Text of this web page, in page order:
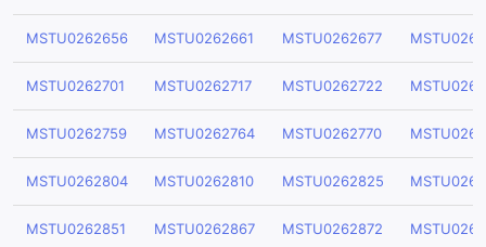
MSTU0262656 MSTU0262661 MSTU0262677
MSTU0262701 MSTU0262717 MSTU0262722
MSTU0262759 MSTU0262764 MSTU0262770
MSTU0262804 MSTU0262810 MSTU0262825
MSTU0262851 MSTU0262867 MSTU0262872